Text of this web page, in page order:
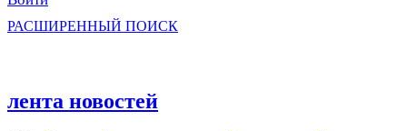
РАСШИРЕННЫЙ ПОИСК
лента новостей